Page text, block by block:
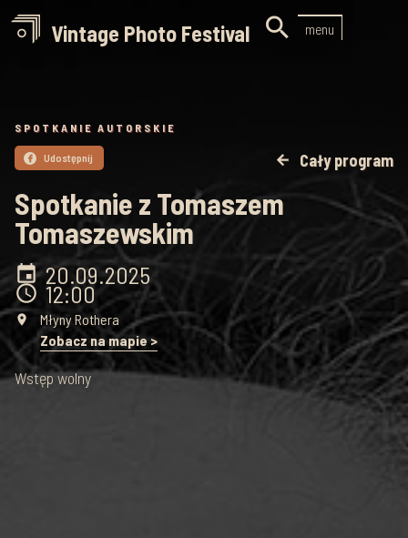
Vintage Photo Festival  menu
SPOTKANIE AUTORSKIE
 Udostępnij arrow_back Cały program
Spotkanie z Tomaszem
Tomaszewskim
event 20.09.2025
schedule 12:00
place
Młyny Rothera
Zobacz na mapie >
Wstęp wolny